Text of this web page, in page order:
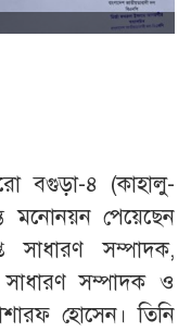
বগুড়া-৪ (কাহালু-
মনোনয়ন পেয়েছেন
সাধারণ সম্পাদক,
সাধারণ সম্পাদক ও
হোসেন। তিনি